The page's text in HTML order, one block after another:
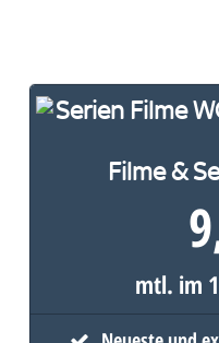
Filme &
mtl. im